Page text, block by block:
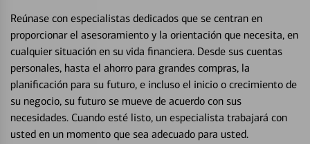
Reúnase con especialistas dedicados que se centran en
proporcionar el asesoramiento y la orientación que necesita, en
cualquier situación en su vida financiera. Desde sus cuentas
personales, hasta el ahorro para grandes compras, la
planificación para su futuro, e incluso el inicio o crecimiento de
su negocio, su futuro se mueve de acuerdo con sus
necesidades. Cuando esté listo, un especialista trabajará con
usted en un momento que sea adecuado para usted.